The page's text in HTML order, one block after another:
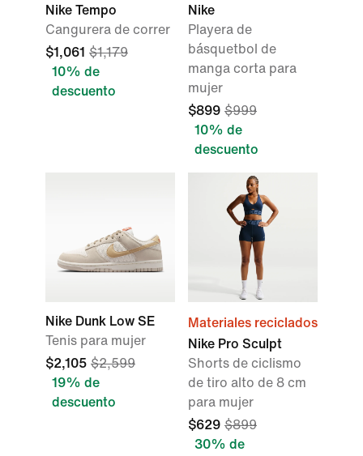
Nike Tempo
Cangurera de correr
$1,061 $1,179
10% de
descuento
Nike
Playera de
básquetbol de
manga corta para
mujer
$899 $999
10% de
descuento
Nike Dunk Low SE
Tenis para mujer
$2,105 $2,599
19% de
descuento
Materiales reciclados
Nike Pro Sculpt
Shorts de ciclismo
de tiro alto de 8 cm
para mujer
$629 $899
30% de